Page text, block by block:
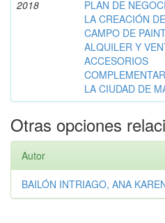
2018
PLAN DE
LA CREACIÓN
CAMPO DE
ALQUILER Y
ACCESORIOS
LA CIUDAD DE
Otras opciones
Autor
BAILÓN INTRIAGO, ANA